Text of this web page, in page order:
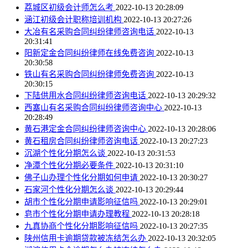
荔城区初级会计师怎么考 2022-10-13 20:28:09
涵江初级会计职称培训机构 2022-10-13 20:27:26
大冶有名采购合同纠纷律师咨询电话 2022-10-13
20:31:41
阳新定金合同纠纷律师在线免费咨询 2022-10-13
20:30:58
铁山有名采购合同纠纷律师免费咨询 2022-10-13
20:30:15
下陆供用水合同纠纷律师咨询电话 2022-10-13 20:29:32
西塞山有名采购合同纠纷律师咨询中心 2022-10-13
20:28:49
黄石港定金合同纠纷律师咨询中心 2022-10-13 20:28:06
黄石租房合同纠纷律师咨询电话 2022-10-13 20:27:23
沉湖个性化分期怎么谈 2022-10-13 20:31:53
净潭个性化分期必要条件 2022-10-13 20:31:10
佛子山办理个性化分期如何申请 2022-10-13 20:30:27
石家河个性化分期怎么谈 2022-10-13 20:29:44
胡市个性化分期申请影响征信吗 2022-10-13 20:29:01
皂市个性化分期申请办理教程 2022-10-13 20:28:18
九真协商个性化分期影响征信吗 2022-10-13 20:27:35
陕州信用卡逾期贷款被冻结怎么办 2022-10-13 20:32:05